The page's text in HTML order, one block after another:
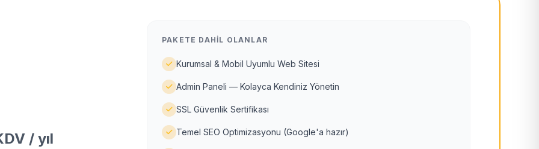
/ yıl
PAKETE DAHIL OLANLAR
Kurumsal & Mobil Uyumlu Web Sitesi
Admin Paneli — Kolayca Kendiniz Yönetin
SSL Güvenlik Sertifikası
Temel SEO Optimizasyonu (Google'a hazır)